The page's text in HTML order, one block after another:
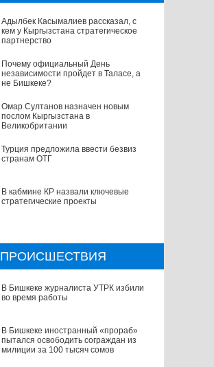
Адылбек Касымалиев рассказал, с
кем у Кыргызстана стратегическое
партнерство
Почему официальный День
независимости пройдет в Таласе, а
не Бишкеке?
Омар Султанов назначен новым
послом Кыргызстана в
Великобритании
Турция предложила ввести безвиз
странам ОТГ
В кабмине КР назвали ключевые
стратегические проекты
ПРОИСШЕСТВИЯ
В Бишкеке журналиста УТРК избили
во время работы
В Бишкеке иностранный «прораб»
пытался освободить сограждан из
милиции за 100 тысяч сомов